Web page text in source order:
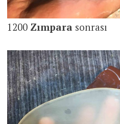
1200 Zımpara sonrası